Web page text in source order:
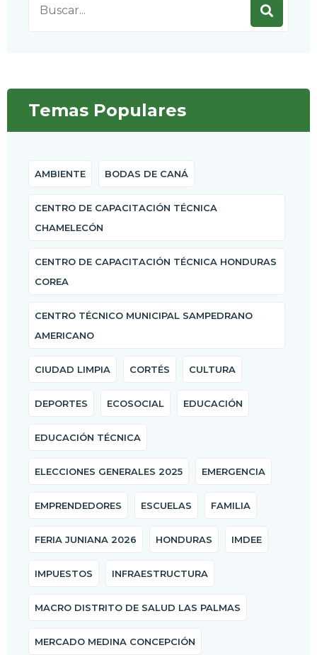
for:
Temas Populares
AMBIENTE BODAS DE CANÁ
CENTRO DE CAPACITACIÓN TÉCNICA
CHAMELECÓN
CENTRO DE CAPACITACIÓN TÉCNICA HONDURAS
COREA
CENTRO TÉCNICO MUNICIPAL SAMPEDRANO
AMERICANO
CIUDAD LIMPIA CORTÉS CULTURA
DEPORTES ECOSOCIAL EDUCACIÓN
EDUCACIÓN TÉCNICA
ELECCIONES GENERALES 2025 EMERGENCIA
EMPRENDEDORES ESCUELAS FAMILIA
FERIA JUNIANA 2026 HONDURAS IMDEE
IMPUESTOS INFRAESTRUCTURA
MACRO DISTRITO DE SALUD LAS PALMAS
MERCADO MEDINA CONCEPCIÓN